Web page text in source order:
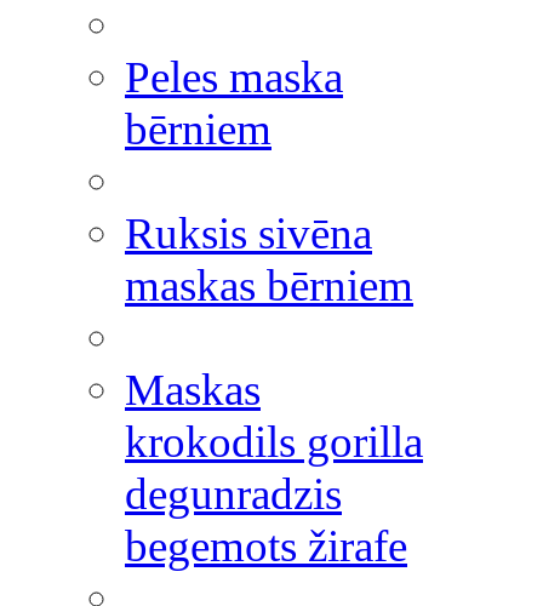
Peles maska
bērniem
Ruksis sivēna
maskas bērniem
Maskas
krokodils gorilla
degunradzis
begemots žirafe